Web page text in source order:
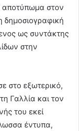
αποτύπωμα στον
δημοσιογραφική
ως συντάκτης
στην
στο εξωτερικό,
Γαλλία και τον
του εκεί
έντυπα,